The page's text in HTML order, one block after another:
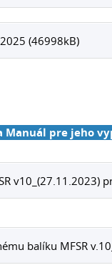
(46998kB)
Manuál pre jeho
v10_(27.11.2023)
balíku MFSR